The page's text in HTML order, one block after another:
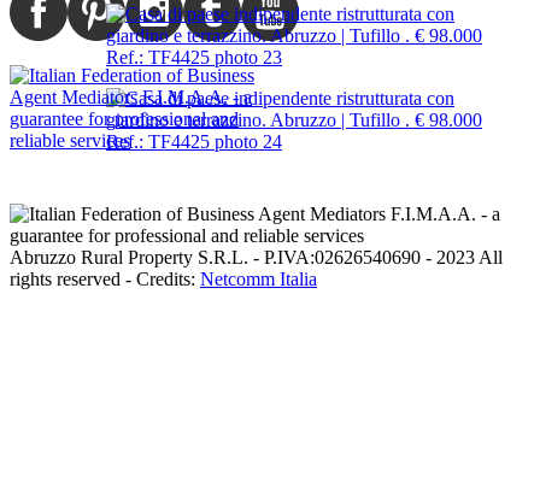
Abruzzo Rural Property S.R.L. - P.IVA:02626540690 - 2023 All
rights reserved - Credits: Netcomm Italia